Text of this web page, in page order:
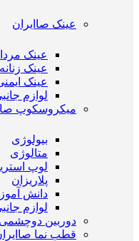
عینک صاایران
عینک
عینک
عینک
لوازم
میکروسکوپ
بیولوژی
متالوژی
لوپ
پلاریزان
دانش
لوازم
دوربین دوچشمی
قطب نما